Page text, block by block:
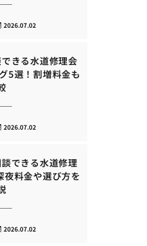
2026.07.02
きる水道修理会
5選！割増料金も
2026.07.02
できる水道修理
夜料金や選び方を
2026.07.02